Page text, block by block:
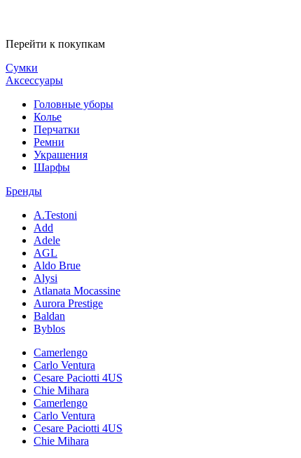
Перейти к покупкам
Сумки
Аксессуары
Головные уборы
Колье
Перчатки
Ремни
Украшения
Шарфы
Бренды
A.Testoni
Add
Adele
AGL
Aldo Brue
Alysi
Atlanata Mocassine
Aurora Prestige
Baldan
Byblos
Camerlengo
Carlo Ventura
Cesare Paciotti 4US
Chie Mihara
Camerlengo
Carlo Ventura
Cesare Paciotti 4US
Chie Mihara